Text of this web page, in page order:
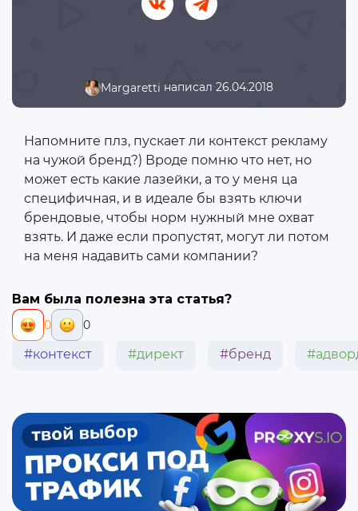
Margaretti написал 26.04.2018
Напомните плз, пускает ли контекст рекламу
на чужой бренд?) Вроде помню что нет, но
может есть какие лазейки, а то у меня ца
специфичная, и в идеале бы взять ключи
брендовые, чтобы норм нужный мне охват
взять. И даже если пропустят, могут ли потом
на меня надавить сами компании?
Вам была полезна эта статья?
0 0
#контекст #директ #бренд